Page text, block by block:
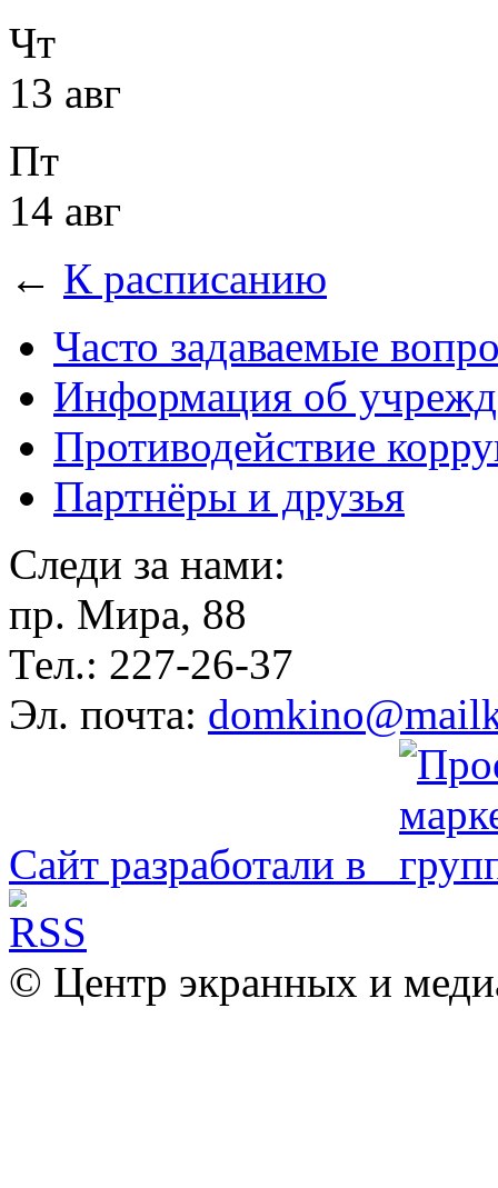
Чт
13 авг
Пт
14 авг
← К расписанию
Часто задаваемые
Информация об
Противодействие
Партнёры и друзья
Следи за нами:
пр. Мира, 88
Тел.: 227-26-37
Эл. почта:
Сайт разработали в
© Центр экранных и